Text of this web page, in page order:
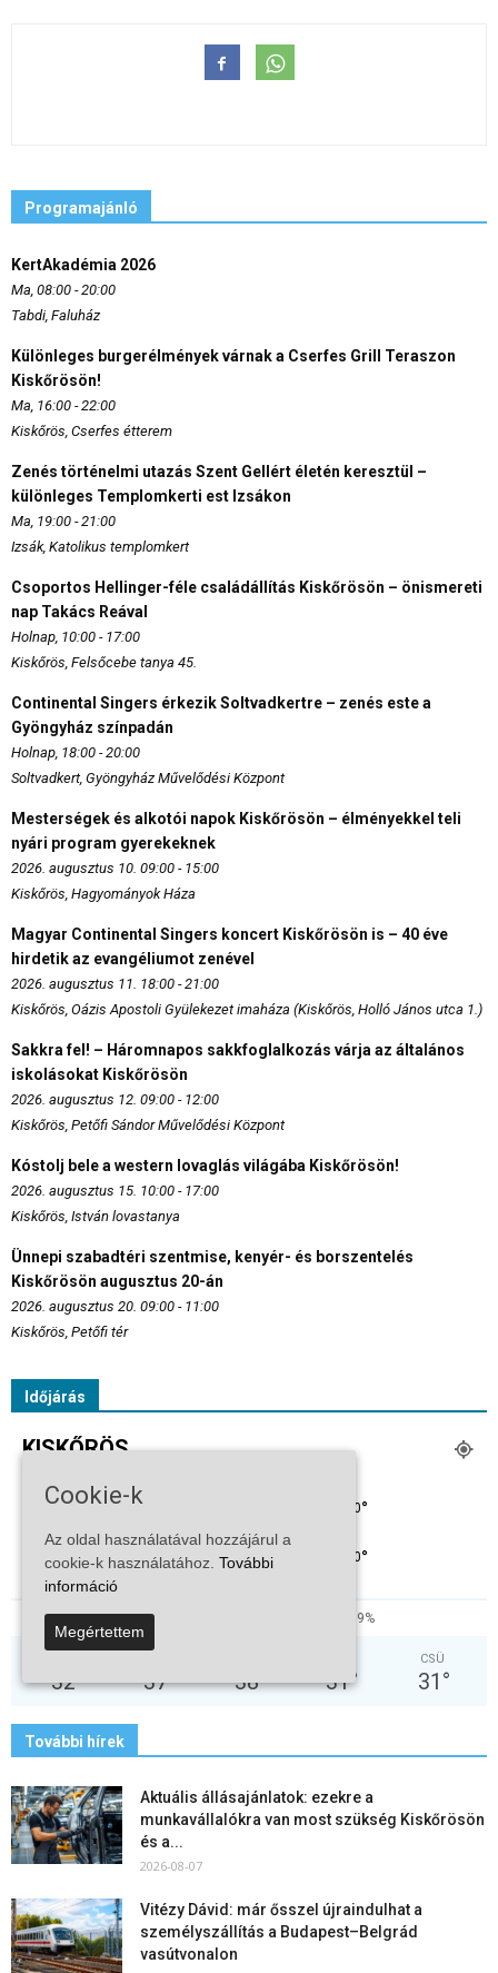
Programajánló
KertAkadémia 2026
Ma, 08:00 - 20:00
Tabdi, Faluház
Különleges burgerélmények várnak a Cserfes Grill Teraszon
Kiskőrösön!
Ma, 16:00 - 22:00
Kiskőrös, Cserfes étterem
Zenés történelmi utazás Szent Gellért életén keresztül –
különleges Templomkerti est Izsákon
Ma, 19:00 - 21:00
Izsák, Katolikus templomkert
Csoportos Hellinger-féle családállítás Kiskőrösön – önismereti
nap Takács Reával
Holnap, 10:00 - 17:00
Kiskőrös, Felsőcebe tanya 45.
Continental Singers érkezik Soltvadkertre – zenés este a
Gyöngyház színpadán
Holnap, 18:00 - 20:00
Soltvadkert, Gyöngyház Művelődési Központ
Mesterségek és alkotói napok Kiskőrösön – élményekkel teli
nyári program gyerekeknek
2026. augusztus 10. 09:00 - 15:00
Kiskőrös, Hagyományok Háza
Magyar Continental Singers koncert Kiskőrösön is – 40 éve
hirdetik az evangéliumot zenével
2026. augusztus 11. 18:00 - 21:00
Kiskőrös, Oázis Apostoli Gyülekezet imaháza (Kiskőrös, Holló János utca 1.)
Sakkra fel! – Háromnapos sakkfoglalkozás várja az általános
iskolásokat Kiskőrösön
2026. augusztus 12. 09:00 - 12:00
Kiskőrös, Petőfi Sándor Művelődési Központ
Kóstolj bele a western lovaglás világába Kiskőrösön!
2026. augusztus 15. 10:00 - 17:00
Kiskőrös, István lovastanya
Ünnepi szabadtéri szentmise, kenyér- és borszentelés
Kiskőrösön augusztus 20-án
2026. augusztus 20. 09:00 - 11:00
Kiskőrös, Petőfi tér
Időjárás
KISKŐRÖS
20
20°
20°
81% 9%
32° 37° 38° 31°
CSÜ
31 °
További hírek
Aktuális állásajánlatok: ezekre a
munkavállalókra van most szükség Kiskőrösön
és a...
2026-08-07
Vitézy Dávid: már ősszel újraindulhat a
személyszállítás a Budapest–Belgrád
vasútvonalon
Cookie-k
Az oldal használatával hozzájárul a
cookie-k használatához. További
információ
Megértettem